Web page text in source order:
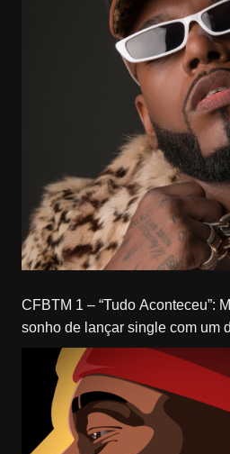
CFBTM 1 – “Tudo Aconteceu”: MC Du Black realiza
sonho de lançar single com um